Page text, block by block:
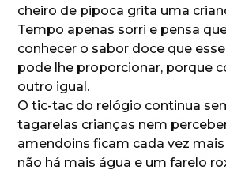
cheiro de pipoca grita uma
Tempo apenas sorri e pensa
conhecer o sabor doce que
pode lhe proporcionar, porque
outro igual.
O tic-tac do relógio continua
tagarelas crianças nem
amendoins ficam cada vez
não há mais água e um farelo